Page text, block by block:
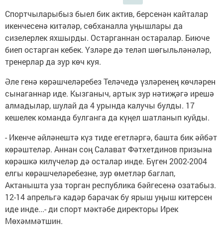
Спортчыларыбыз быел бик актив, берсенән кайталар
икенчесенә китәләр, сөбханалла уңышлары да
сизелерлек яхшырды. Остарганнан остаралар. Биюче
биеп остарган кебек. Үзләре дә теләп шөгыльләнәләр,
тренерлар да зур көч куя.
Әле генә көрәшчеләребез Теләчедә үзләренең көчләрен
сынаганнар иде. Кызганыч, артык зур нәтиҗәгә ирешә
алмадылар, шулай да 4 урында калучы булды. 17
кешелек команда булганга да күңел шатланып куйды.
- Икенче әйләнештә күз тиде егетләргә, башта бик әйбәт
көрәштеләр. Аннан соң Салават Фәтхетдинов призына
көрәшкә килүчеләр дә осталар инде. Бүген 2002-2004
елгы көрәшчеләребезне, зур өметләр баглап,
Актанышта уза торган республика бәйгесенә озатабыз.
12-14 апрельгә кадәр барачак бу ярыш уңыш китерсен
иде инде...- ди спорт мәктәбе директоры Ирек
Мөхәммәтшин.